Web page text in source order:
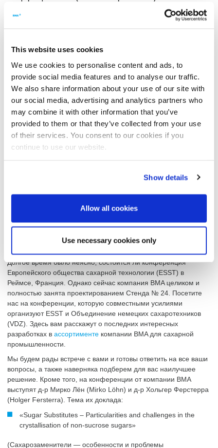
This website uses cookies
We use cookies to personalise content and ads, to
provide social media features and to analyse our traffic.
We also share information about your use of our site with
our social media, advertising and analytics partners who
may combine it with other information that you’ve
provided to them or that they’ve collected from your use
of their services. You consent to our cookies if you
continue to use our website.
Show details
Allow all cookies
Use necessary cookies only
43-я конференция Австралийского общества специалистов по
выращиванию сахарного тростника в Маккай, Квинсленд, —
Шнайдер (Dirk Schneider) будут рады приветствовать вас в
выставочном центре Entertainment and Convention Centre на
стенде нашего агентаBundaberg Walkers Engineering Limited.
С докладом на тему
«Modelling the impact of falling-film evaporator at final-effect
position on factory operation and performance»
(Моделирование влияния пленочного выпарного аппарата
в конечной позиции на работу и производительность
выступит д-р Омкар Тхавал (Omkar Thaval) и ответит затем на
ваши вопросы по теме во время личной беседы. От BMA
America также участвуют Ханс Шмидт и Ханс Крамер,
hans.cramer(at)bma-us.com; +1 970 351 0190. Разумеется, мы
охотно проконсультируем вас о возможностях оптимизации
вашихустановок и машин.
Конференция Европейского общества сахарной технологии (с
Долгое время было неясно, состоится ли конференция
Европейского общества сахарной технологии (ESST) в
Реймсе, Франция. Однако сейчас компания BMA целиком и
полностью занята проектированием Стенда № 24. Посетите
нас на конференции, которую совместными усилиями
организуют ESST и Объединение немецких сахаротехников
(VDZ). Здесь вам расскажут о последних интересных
разработках в ассортименте компании BMA для сахарной
промышленности.
Мы будем рады встрече с вами и готовы ответить на все ваши
вопросы, а также наверняка подберем для вас наилучшее
решение. Кроме того, на конференции от компании BMA
выступят д-р Мирко Лён (Mirko Löhn) и д-р Хольгер Ферстерра
(Holger Fersterra). Тема их доклада:
«Sugar Substitutes – Particularities and challenges in the
crystallisation of non-sucrose sugars»
(Сахарозаменители — особенности и проблемы